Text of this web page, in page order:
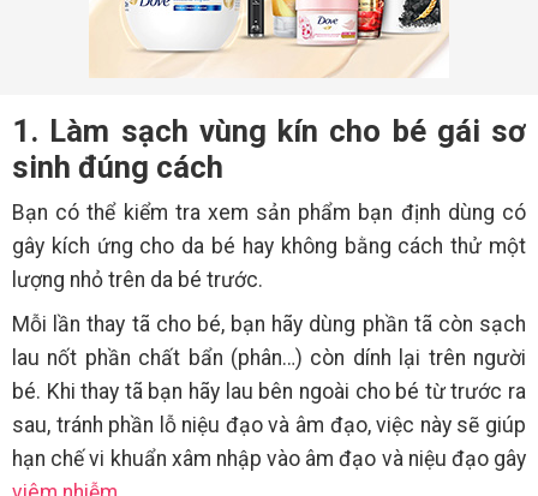
1. Làm sạch vùng kín cho bé gái sơ
sinh đúng cách
Bạn có thể kiểm tra xem sản phẩm bạn định dùng có
gây kích ứng cho da bé hay không bằng cách thử một
lượng nhỏ trên da bé trước.
Mỗi lần thay tã cho bé, bạn hãy dùng phần tã còn sạch
lau nốt phần chất bẩn (phân…) còn dính lại trên người
bé. Khi thay tã bạn hãy lau bên ngoài cho bé từ trước ra
sau, tránh phần lỗ niệu đạo và âm đạo, việc này sẽ giúp
hạn chế vi khuẩn xâm nhập vào âm đạo và niệu đạo gây